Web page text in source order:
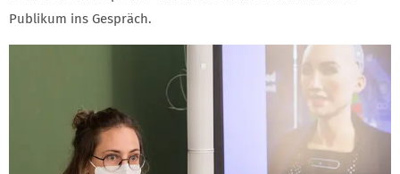
Publikum ins Gespräch.